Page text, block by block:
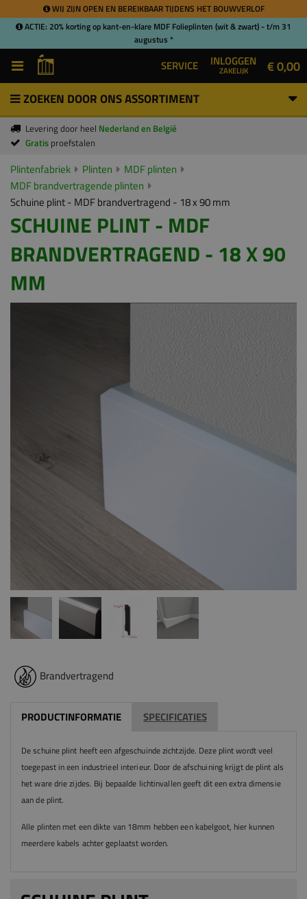
WIJ ZIJN OPEN EN BEREIKBAAR TIJDENS HET BOUWVERLOF
ACTIE: 20% korting op kant-en-klare MDF Folieplinten (wit & zwart) - t/m 31
augustus *
SERVICE INLOGGEN
ZAKELIJK € 0,00
ZOEKEN DOOR ONS ASSORTIMENT
Levering door heel Nederland en België
Gratis proefstalen
Plintenfabriek Plinten
MDF plinten
MDF brandvertragende plinten
Schuine plint - MDF brandvertragend - 18 x 90 mm
SCHUINE PLINT - MDF
BRANDVERTRAGEND - 18 X 90
MM
Brandvertragend
PRODUCTINFORMATIE SPECIFICATIES
De schuine plint heeft een afgeschuinde zichtzijde. Deze plint wordt veel
toegepast in een industrieel interieur. Door de afschuining krijgt de plint als
het ware drie zijdes. Bij bepaalde lichtinvallen geeft dit een extra dimensie
aan de plint.
Alle plinten met een dikte van 18mm hebben een kabelgoot, hier kunnen
meerdere kabels achter geplaatst worden.